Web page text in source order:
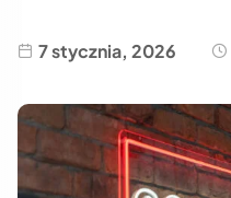
7 stycznia, 2026